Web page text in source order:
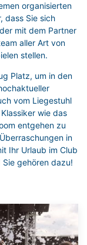
organisierten
dass Sie sich
mit dem Partner
aller Art von
stellen.
Platz, um in den
vom Liegestuhl
wie das
entgehen zu
in
Ihr Urlaub im Club
gehören dazu!